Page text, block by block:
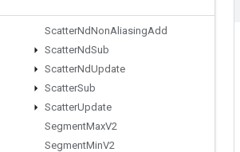
ScatterNdNonAliasingAdd
ScatterNdSub
ScatterNdUpdate
ScatterSub
ScatterUpdate
SegmentMaxV2
SegmentMinV2